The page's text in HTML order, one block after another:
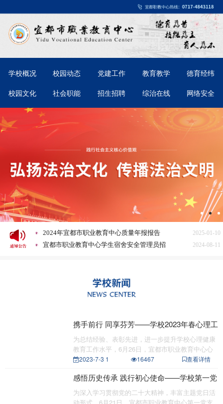
学校概况 校园动态 党建工作 教育教学
德育经纬
校园文化
社会职能 招生招聘 综治在线 网络安全
2026-03-31
宜都市职业教育中心食堂“小碗菜”策划案意
见征集情况公示
2025-12-10
2025年质量年度报告文本（湖北省宜都市职
业教育中心）
2025-07-20
宜都市职业教育中心医务人员招聘公告
2025-01-10
2024年宜都市职业教育中心质量年报报告
2024-08-11
宜都市职业教育中心学生宿舍安全管理员招
宜都市职业教育中心2023级新生报到注册公
宜都市职业教育中心关于旅游服务与管理和
见征集情况公示
2025-12-10
2025年质量年度报告文本（湖北省宜都市职
2025-07-20
宜都市职业教育中心医务人员招聘公告
2025-01-10
2024年宜都市职业教育中心质量年报报告
2024-08-11
宜都市职业教育中心学生宿舍安全管理员招
2023-12-15
宜都市职业教育中心2023年秋季学期食堂满
意度问卷调查分析
2023-07-26
2023年宜昌市中等职业学校招生录取征集志
2023-07-21
宜都市职业教育中心2023级新生报到注册公
携手前行 同享芬芳——学校2023年春心理工
作总结表彰会
为总结经验、表彰先进，进一步提升学校心理健康
教育工作水平，6月26日，宜都市职业教育中心心
理健康发展
2023-7-3 1 16467 查看详情
感悟历史传承 践行初心使命——学校第一党
支部赴宜都市博物馆开展支部主题党日活动
为深入学习贯彻党的二十大精神，丰富主题党日活